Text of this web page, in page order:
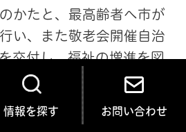
情報を探す お問い合わせ
かたと、最高齢者へ市が
い、また敬老会開催自治
交付し、福祉の増進を図
た、令和8年度が見直しの
高齢者保健福祉計画」に
住み慣れた地域で自分ら